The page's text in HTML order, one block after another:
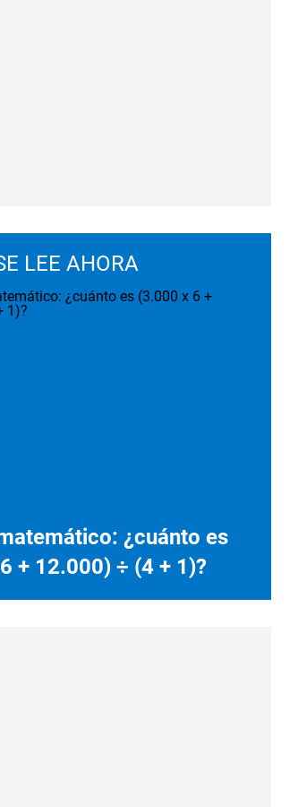
LEE AHORA
¿cuánto es
+ 12.000) ÷ (4 + 1)?